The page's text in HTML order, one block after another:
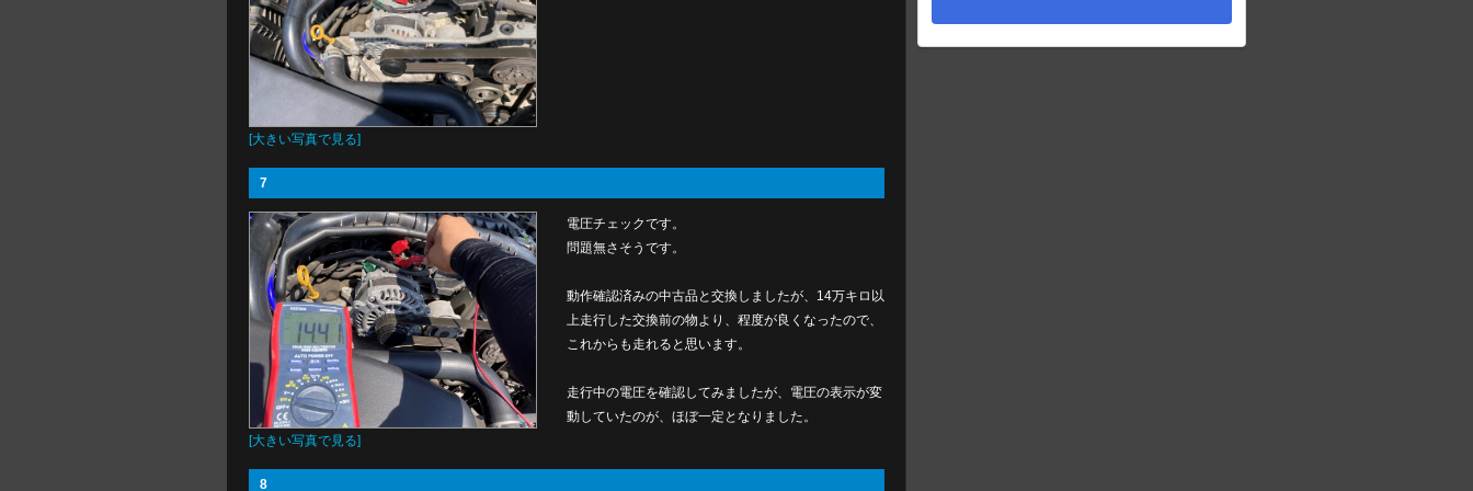
[大きい写真で見る]
7
[大きい写真で見る]
電圧チェックです。
問題無さそうです。
動作確認済みの中古品と交換しましたが、14万キロ以
上走行した交換前の物より、程度が良くなったので、
これからも走れると思います。
走行中の電圧を確認してみましたが、電圧の表示が変
動していたのが、ほぼ一定となりました。
8